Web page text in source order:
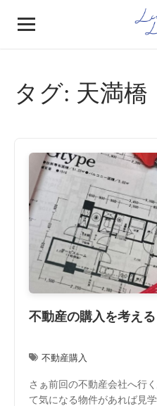
タグ: 天満橋
不動産の購入を考える
不動産購入
さぁ前回の不動産会社へ行
て気になる物件があれば見